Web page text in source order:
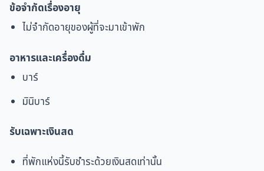
ข้อจำกัดเรื่องอายุ
ไม่จำกัดอายุของผู้ที่จะมาเข้าพัก
อาหารและเครื่องดื่ม
บาร์
มินิบาร์
รับเฉพาะเงินสด
ที่พักแห่งนี้รับชำระด้วยเงินสดเท่านั้น